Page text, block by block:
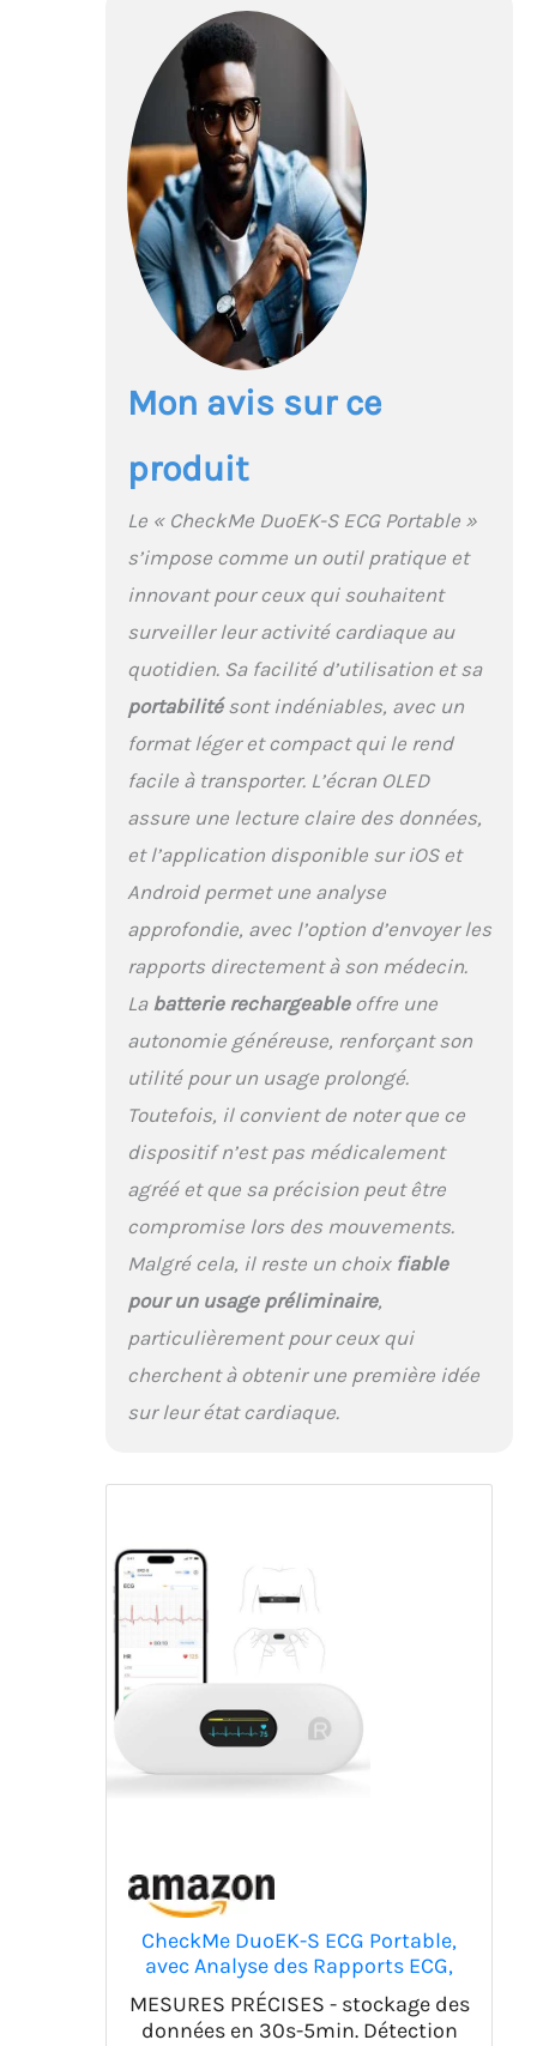
Mon avis sur ce
produit
Le « CheckMe DuoEK-S ECG Portable »
s’impose comme un outil pratique et
innovant pour ceux qui souhaitent
surveiller leur activité cardiaque au
quotidien. Sa facilité d’utilisation et sa
portabilitésont indéniables, avec un
format léger et compact qui le rend
facile à transporter. L’écran OLED
assure une lecture claire des données,
et l’application disponible sur iOS et
Android permet une analyse
approfondie, avec l’option d’envoyer les
rapports directement à son médecin.
La batterie rechargeableoffre une
autonomie généreuse, renforçant son
utilité pour un usage prolongé.
Toutefois, il convient de noter que ce
dispositif n’est pas médicalement
agréé et que sa précision peut être
compromise lors des mouvements.
Malgré cela, il reste un choix fiable
pour un usage préliminaire,
particulièrement pour ceux qui
cherchent à obtenir une première idée
sur leur état cardiaque.
CheckMe DuoEK-S ECG Portable,
avec Analyse des Rapports ECG,
30s - 5 min de Surveillance,
Bluetooth Wireless Moniteur ECG
MESURES PRÉCISES - stockage des
données en 30s-5min. Détection